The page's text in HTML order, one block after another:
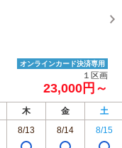
オンラインカード決済専用
１区画
23,000円～
木 金
土
8/13 8/14 8/15